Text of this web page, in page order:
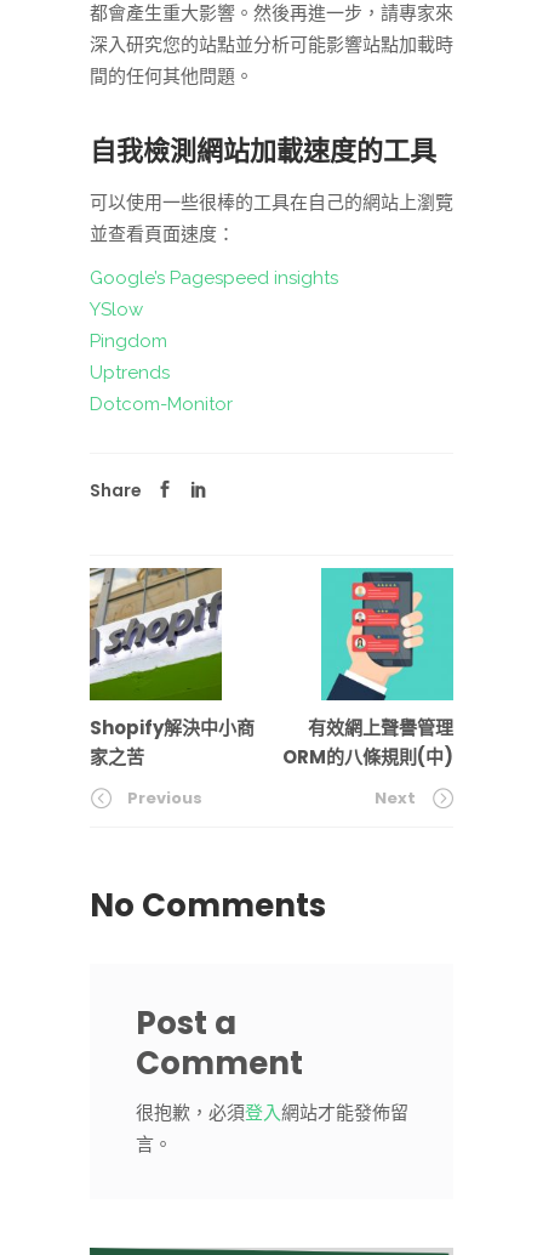
都會產生重大影響。然後再進一步，請專家來
深入研究您的站點並分析可能影響站點加載時
間的任何其他問題。
自我檢測網站加載速度的工具
可以使用一些很棒的工具在自己的網站上瀏覽
並查看頁面速度：
Google’s Pagespeed insights
YSlow
Pingdom
Uptrends
Dotcom-Monitor
Share
Shopify解決中小商
家之苦
Previous
有效網上聲譽管理
ORM的八條規則(中)
Next
No Comments
Post a
Comment
很抱歉，必須登入網站才能發佈留
言。